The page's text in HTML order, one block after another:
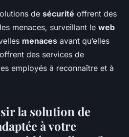
de sécurité offrent des
menaces, surveillant le web
menaces avant qu’elles
des services de
employés à reconnaître et à
la solution de
à votre